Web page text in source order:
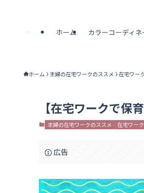
ホーム カラーコーディネ
ホーム 主婦の在宅ワークのススメ 在宅ワー
【在宅ワークで保
主婦の在宅ワークのススメ 在宅ワー
広告